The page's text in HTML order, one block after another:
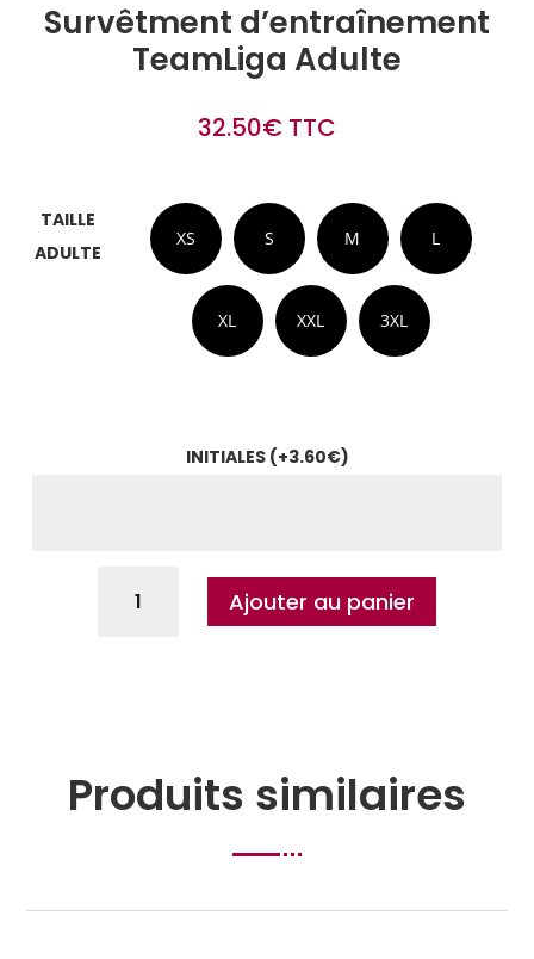
Survêtment d’entraînement
TeamLiga Adulte
32.50€ TTC
TAILLE
ADULTE
XS S M L
XL XXL 3XL
INITIALES (+3.60€)
Ajouter au panier
Produits similaires